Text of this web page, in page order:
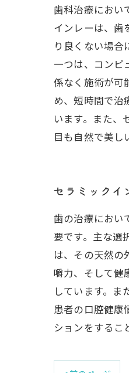
歯科治療におい
インレーは、歯
り良くない場合
一つは、コンピ
係なく施術が可
め、短時間で治
います。また、
目も自然で美し
セラミックイ
歯の治療におい
要です。主な選
は、その天然の
嚼力、そして健
しています。ま
患者の口腔健康
ションをするこ